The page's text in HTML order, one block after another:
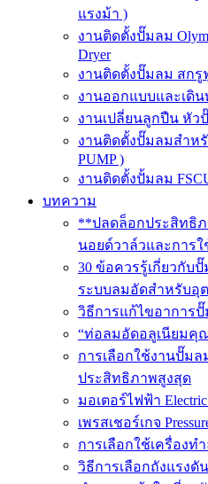
แรงม้า )
งานติดตั้งปั๊มลม
Dryer
งานติดตั้งปั๊มลม สกรู
งานออกแบบและเดิ
งานเปลี่ยนลูกปืน หัว
งานติดตั้งปั๊มลมสำห
PUMP )
งานติดตั้งปั้มลม
บทความ
**ปลดล็อกประสิทธิ
นอยด์วาล์วและการ
30 ข้อควรรู้เกี่ยวกับ
ระบบลมอัดสำหรับอุ
วิธีการแก้ไขอาการปั๊
“ท่อลมอัดอลูเนียมคุ
การเลือกใช้งานปั๊มล
ประสิทธิภาพสูงสุด
มอเตอร์ไฟฟ้า
เพรสเชอร์เกจ
การเลือกใช้เครื่องท
วิธีการเลือกถังแรงดั